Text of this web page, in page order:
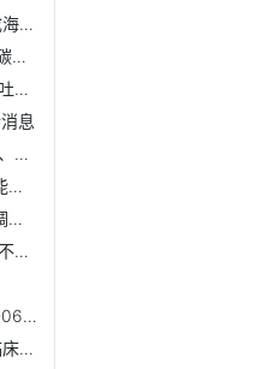
我国自主研发重载无人直升机 首次完成海上平台低空物流验证飞行
今日关注:中天期货:商品指数小阴调整 碳酸锂再度起涨
焦点速讯：泡泡玛特直播忘关播？员工吐槽79元产品“会有人买...
息
中信证券：黄金税收新政进一步精细化、规范化将推动行业健康...
华安鑫创获2家机构调研：随着公司智能制造基地的不断完善，公...
PriceSeek提醒：华东顺丁橡胶供价下调市场震荡 最新资讯
亚太药业盐酸地尔硫片一致性评价申请不予批准
对氨基苯乙酸商品报价动态（2025-11-06）-焦点热讯
每日焦点!人福医药：HWH217片药物临床试验获批